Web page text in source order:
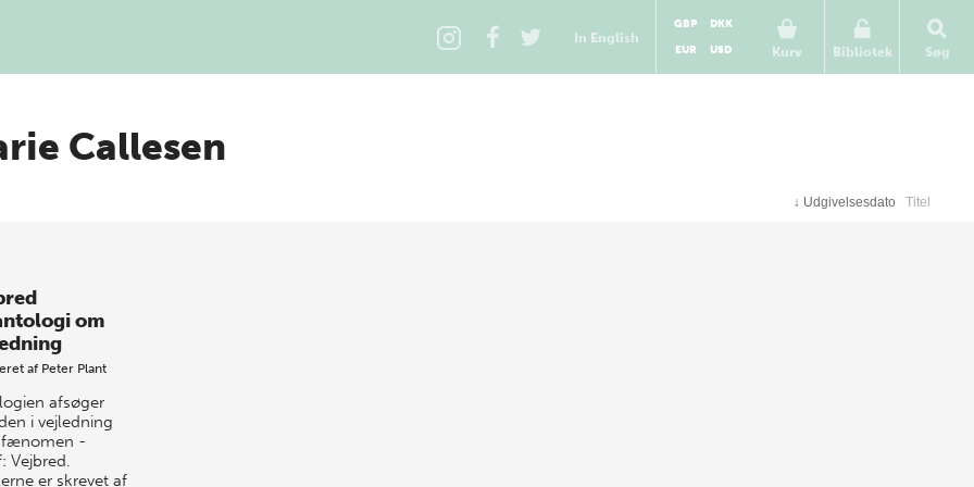
In English
Kurv
GBP
DKK
EUR
USD Bibliotek Søg
Callesen
↓ Udgivelsesdato Titel
om
af Peter Plant
afsøger
i vejledning
-
Vejbred.
er skrevet af